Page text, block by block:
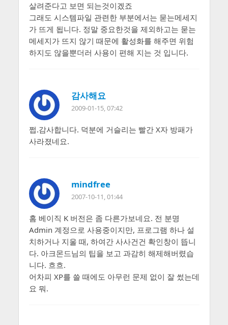
살려준다고 보면 되는것이겠죠
그래도 시스템파일 관련한 부분에서는 묻는메세지
가 뜨게 됩니다. 정말 중요한것을 제외하고는 묻는
메세지가 뜨지 않기 때문에 활성화를 해주면 위험
하지도 않을뿐더러 사용이 편해 지는 것 입니다.
감사해요
2009-01-15, 07:42
쩝.감사합니다. 덕분에 거슬리는 빨간 X자 방패가
사라졌네요.
mindfree
2007-10-11, 01:44
홈 베이직 K 버전은 좀 다른가보네요. 전 분명
Admin 계정으로 사용중이지만, 프로그램 하나 설
치하거나 지울 때, 하여간 사사건건 확인창이 뜹니
다. 아크몬드님의 팁을 보고 과감히 해제해버렸습
니다. 흐흐.
어차피 XP를 쓸 때에도 아무런 문제 없이 잘 썼는데
요 뭐.